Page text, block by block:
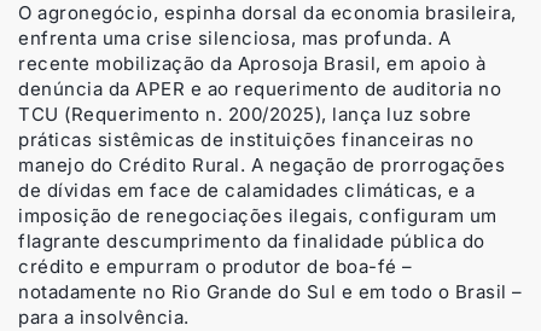
O agronegócio, espinha dorsal da economia brasileira,
enfrenta uma crise silenciosa, mas profunda. A
recente mobilização da Aprosoja Brasil, em apoio à
denúncia da APER e ao requerimento de auditoria no
TCU (Requerimento n. 200/2025), lança luz sobre
práticas sistêmicas de instituições financeiras no
manejo do Crédito Rural. A negação de prorrogações
de dívidas em face de calamidades climáticas, e a
imposição de renegociações ilegais, configuram um
flagrante descumprimento da finalidade pública do
crédito e empurram o produtor de boa-fé –
notadamente no Rio Grande do Sul e em todo o Brasil –
para a insolvência.